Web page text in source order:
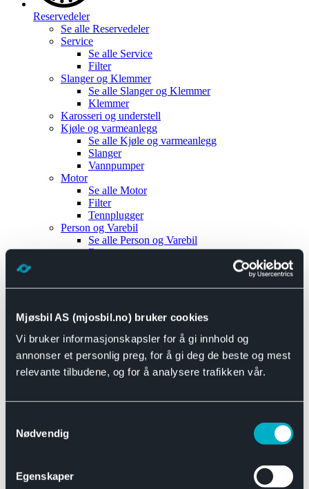
Mjøsbil AS (mjosbil.no) bruker cookies
Vi bruker informasjonskapsler for å gi innhold og
annonser et personlig preg, for å gi deg de beste og mest
relevante tilbudene, og for å analysere trafikken vår.
Nødvendig
Egenskaper
Reservedeler
Se alle Reservedeler
Service
Se alle Service
Filter
Slanger og Klemmer
Se alle Slanger og Klemmer
Klemmer
Karosseri og understell
Kjøle og varmeanlegg
Se alle Kjøle og varmeanlegg
Slanger
Vannpumper
Motor
Se alle Motor
Filter
Tennplugger
Person og Varebil
Se alle Person og Varebil
Brems
Motor og drivverk
Se alle Universal
Bremsedeler
Se alle Bremsedeler
Bremsenippler
Drivline og motor
Se alle Drivline og motor
Eksosanlegg